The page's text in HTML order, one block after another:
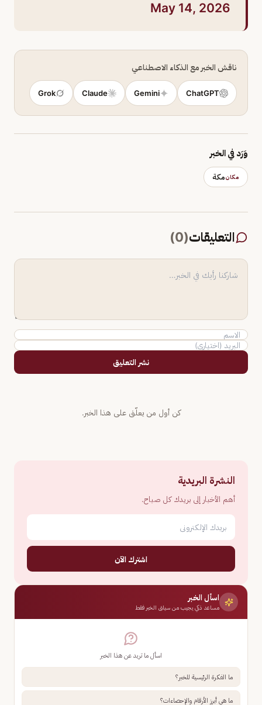
May 14, 2026
ناقش الخبر مع الذكاء الاصطناعي
ChatGPT
Gemini
Claude
Grok
وَرَد في الخبر
مكانمكة
التعليقات(
0
)
نشر التعليق
كن أول من يعلّق على هذا الخبر.
النشرة البريدية
أهم الأخبار إلى بريدك كل صباح.
اشترك الآن
اسأل الخبر
مساعد ذكي يجيب من سياق الخبر فقط
اسأل ما تريد عن هذا الخبر
ما الفكرة الرئيسية للخبر؟
ما هي أبرز الأرقام والإحصاءات؟